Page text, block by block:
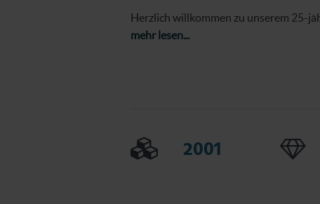
Herzlich willkommen zu unserem 25-
mehr lesen...
2001